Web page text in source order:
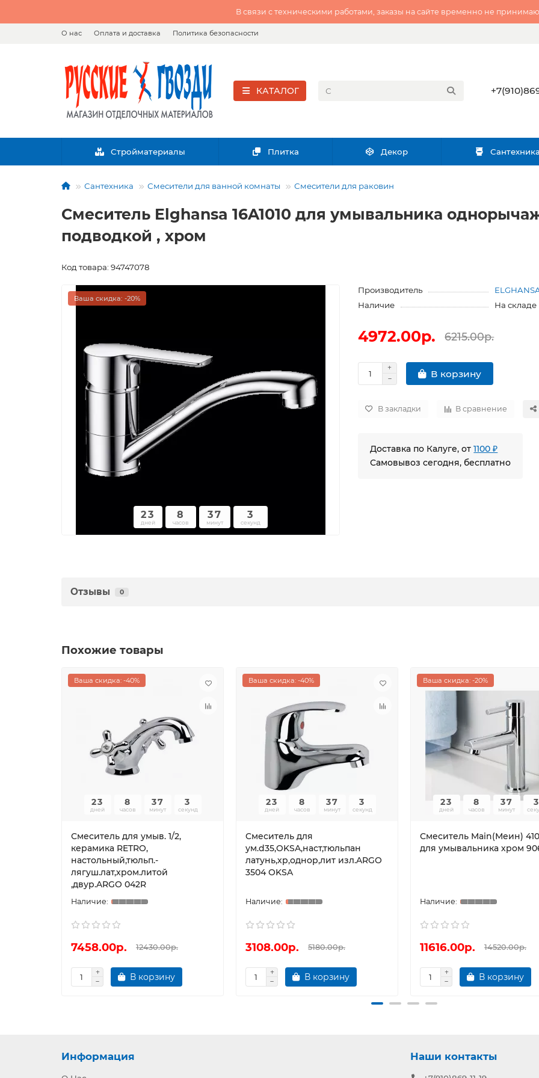
В связи с техническими работами, заказы на сайте временно не
О нас Оплата и доставка Политика безопасности
КАТАЛОГ
Стройматериалы Плитка Декор Сантехника
Сантехника Смесители для ванной комнаты Смесители для раковин
Смеситель Elghansa 16A1010 для умывальника
подводкой , хром
Код товара: 94747078
Ваша скидка: -20%
23
дней
8
часов
37
минут
2
секунд
Производитель
Наличие
На складе
4972.00р. 6215.00р.
В корзину
В закладки В сравнение
Доставка по Калуге, от1100 ₽
Самовывоз сегодня, бесплатно
Отзывы 0
Похожие товары
Ваша скидка: -40%
23
дней
8
часов
37
минут
3
секунд
Смеситель для умыв. 1/2,
керамика RETRO,
настольный,тюльп.-
лягуш.лат,хром.литой
,двур.ARGO 042R
7458.00р. 12430.00р.
В корзину
Ваша скидка: -40%
23
дней
8
часов
37
минут
3
секунд
Cмеситель для
ум.d35,OKSA,наст,тюльпан
латунь,хр,однор,лит изл.ARGO
3504 OKSA
3108.00р. 5180.00р.
В корзину
Ваша скидка: -20%
23
дней
8
часов
37
минут
3
Смеситель Main(Меин)
для умывальника хром
11616.00р. 14520.00р.
В корзину
Информация Наши контакты